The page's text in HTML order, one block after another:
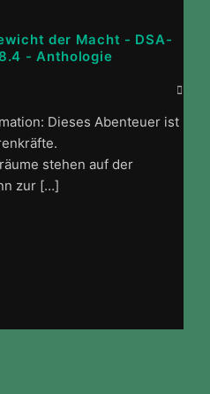
der Macht - DSA-
- Anthologie
Dieses Abenteuer ist
stehen auf der
zur […]